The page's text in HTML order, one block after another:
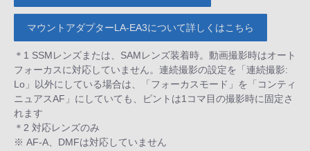
マウントアダプターLA-EA3について詳しくはこちら
＊1 SSMレンズまたは、SAMレンズ装着時。動画撮影時はオート
フォーカスに対応していません。連続撮影の設定を「連続撮影:
Lo」以外にしている場合は、「フォーカスモード」を「コンティ
ニュアスAF」にしていても、ピントは1コマ目の撮影時に固定さ
れます
＊2 対応レンズのみ
※ AF-A、DMFは対応していません